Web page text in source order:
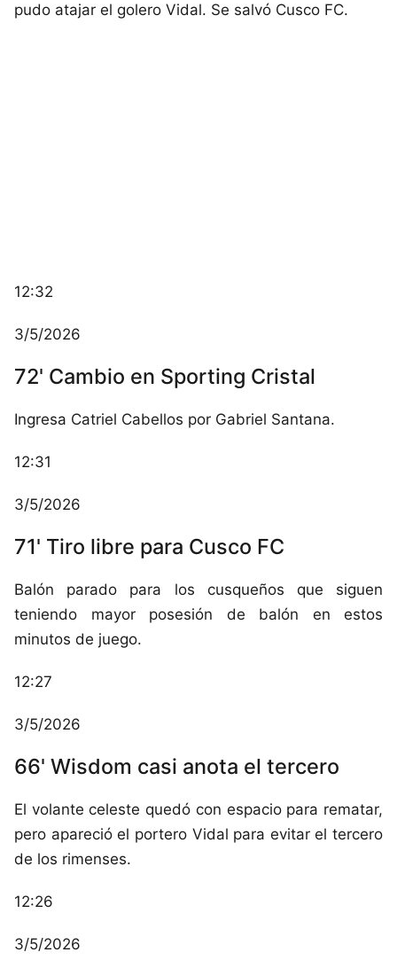
pudo atajar el golero Vidal. Se salvó Cusco FC.
12:32
3/5/2026
72' Cambio en Sporting Cristal
Ingresa Catriel Cabellos por Gabriel Santana.
12:31
3/5/2026
71' Tiro libre para Cusco FC
Balón parado para los cusqueños que siguen
teniendo mayor posesión de balón en estos
minutos de juego.
12:27
3/5/2026
66' Wisdom casi anota el tercero
El volante celeste quedó con espacio para rematar,
pero apareció el portero Vidal para evitar el tercero
de los rimenses.
12:26
3/5/2026